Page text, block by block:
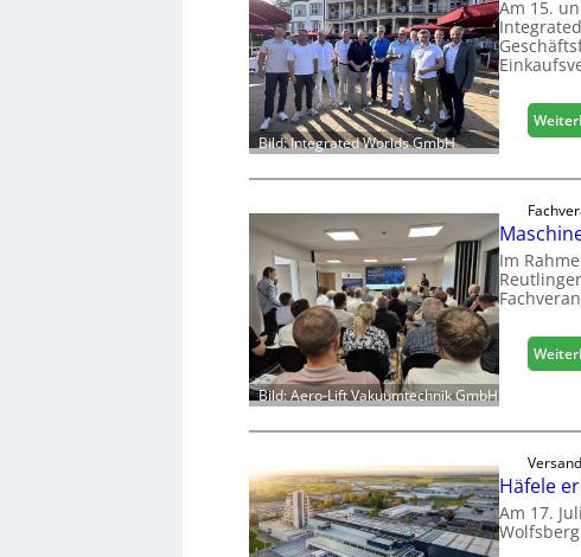
Bild: Integrated Worlds GmbH
Am 15.
Bild: Aero-Lift Vakuumtechnik GmbH
Im
Häfele
Am 17.